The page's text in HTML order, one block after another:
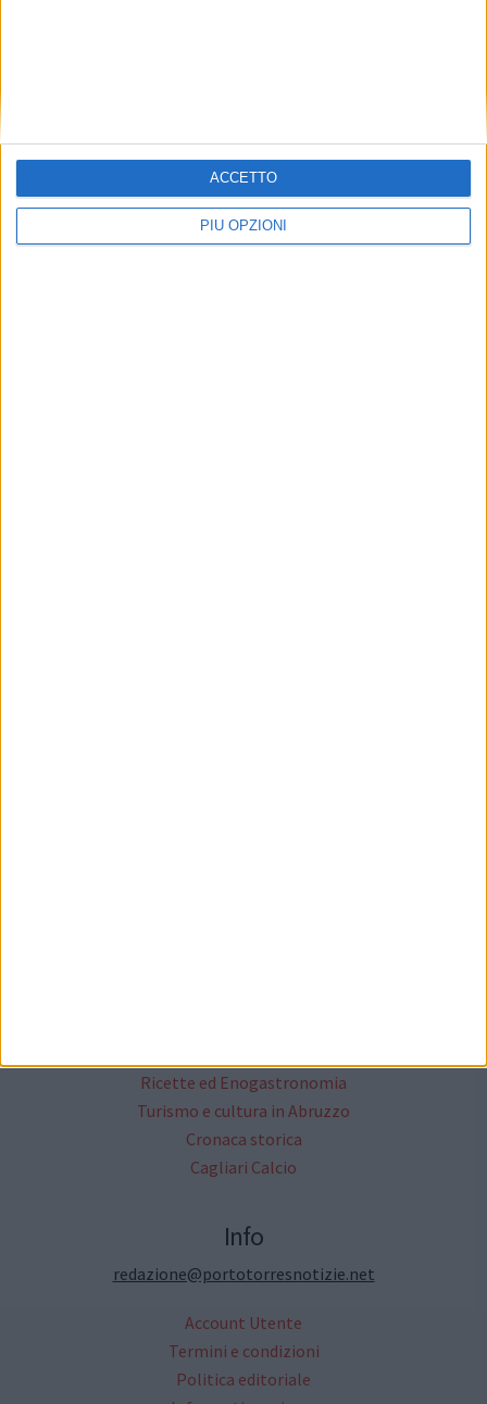
PIÙ OPZIONI
ACCETTO
Ricette ed Enogastronomia
Turismo e cultura in Abruzzo
Cronaca storica
Cagliari Calcio
Info
redazione@portotorresnotizie.net
Account Utente
Termini e condizioni
Politica editoriale